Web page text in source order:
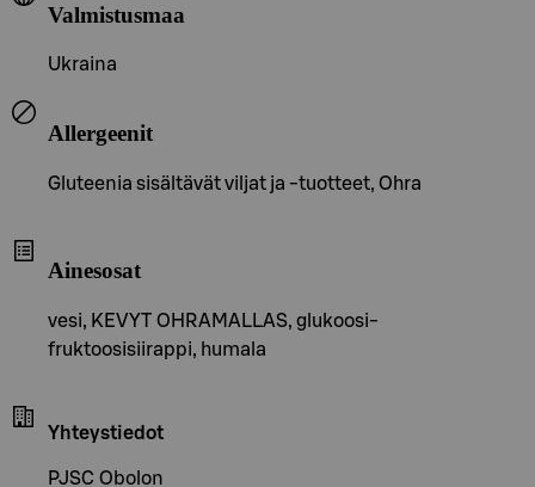
Valmistusmaa
Ukraina
Allergeenit
Gluteenia sisältävät viljat ja -tuotteet, Ohra
Ainesosat
vesi, KEVYT OHRAMALLAS, glukoosi-
fruktoosisiirappi, humala
Yhteystiedot
PJSC Obolon